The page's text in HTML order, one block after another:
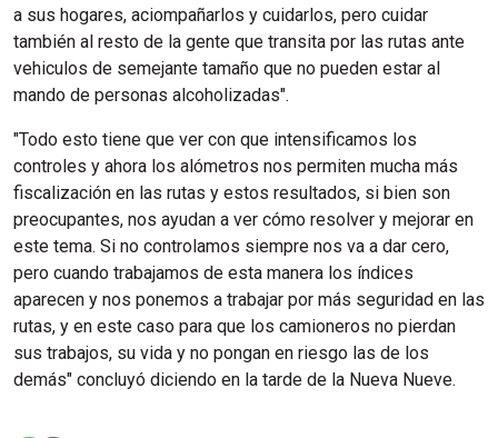
a sus hogares, aciompañarlos y cuidarlos, pero cuidar
también al resto de la gente que transita por las rutas ante
vehiculos de semejante tamaño que no pueden estar al
mando de personas alcoholizadas".
"Todo esto tiene que ver con que intensificamos los
controles y ahora los alómetros nos permiten mucha más
fiscalización en las rutas y estos resultados, si bien son
preocupantes, nos ayudan a ver cómo resolver y mejorar en
este tema. Si no controlamos siempre nos va a dar cero,
pero cuando trabajamos de esta manera los índices
aparecen y nos ponemos a trabajar por más seguridad en las
rutas, y en este caso para que los camioneros no pierdan
sus trabajos, su vida y no pongan en riesgo las de los
demás" concluyó diciendo en la tarde de la Nueva Nueve.